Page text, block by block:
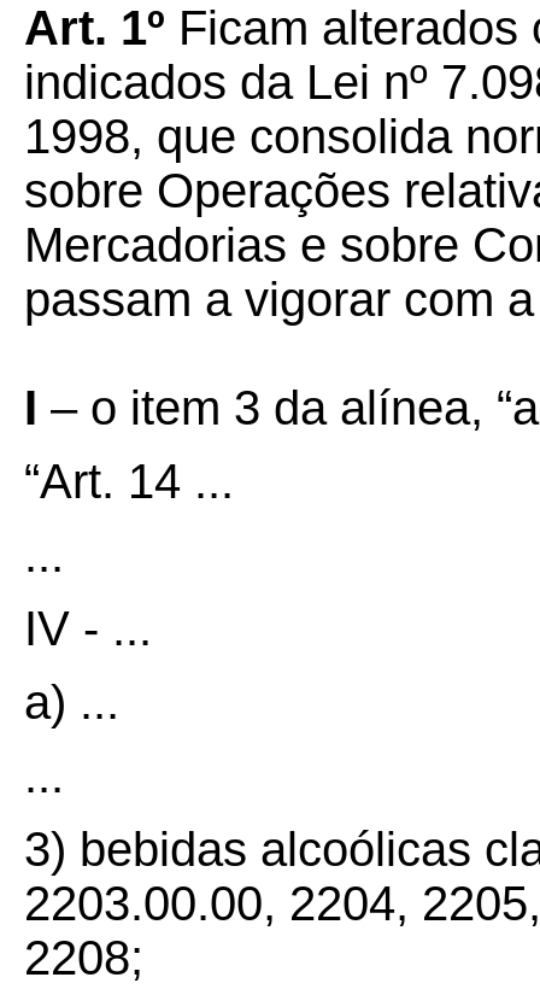
Art. 1º Ficam alterados
indicados da Lei nº
1998, que consolida
sobre Operações
Mercadorias e sobre
passam a vigorar com
I – o item 3 da alínea,
“Art. 14 ...
...
IV - ...
a) ...
...
3) bebidas alcoólicas
2203.00.00, 2204,
2208;